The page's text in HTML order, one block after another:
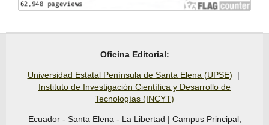
Oficina Editorial:
Universidad Estatal Península de Santa Elena (UPSE) |
Instituto de Investigación Científica y Desarrollo de
Tecnologías (INCYT)
Ecuador - Santa Elena - La Libertad | Campus Principal,